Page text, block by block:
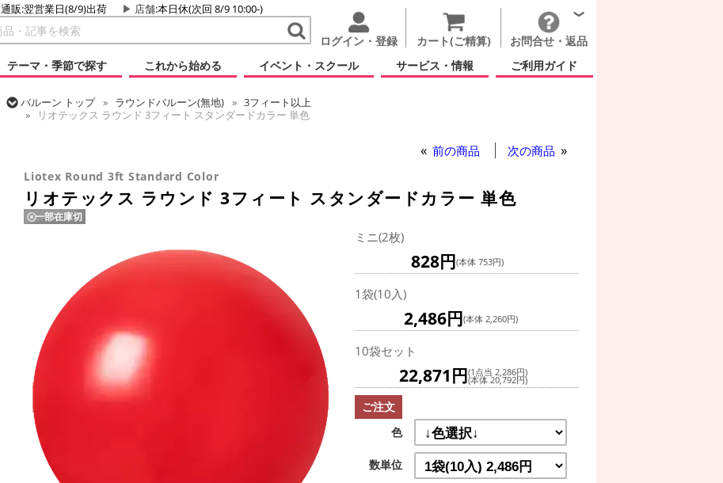
通販:翌営業日(8/9)出荷 店舗:本日休(次回 8/9 10:00-)
ログイン・登録 カート(ご精算)
お問合せ・返品
テーマ・季節で探す
これから始める イベント・スクール サービス・情報 ご利用ガイド
バルーン トップ ラウンドバルーン(無地)
3フィート以上
リオテックス ラウンド 3フィート スタンダードカラー 単色
前の商品 次の商品
Liotex Round 3ft Standard Color
リオテックス ラウンド 3フィート スタンダードカラー 単色
一部在庫切
ミニ(2枚)
828円(本体 753円)
1袋(10入)
2,486円(本体 2,260円)
10袋セット
22,871円(1点当 2,286円)
(本体 20,792円)
ご注文
色
数単位